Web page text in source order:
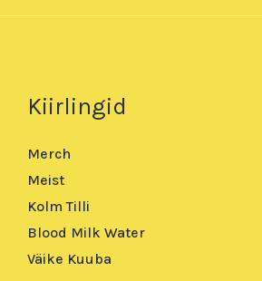
Kiirlingid
Merch
Meist
Kolm Tilli
Blood Milk Water
Väike Kuuba